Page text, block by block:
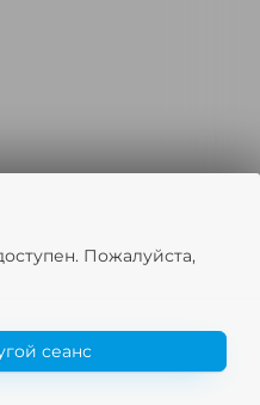
Пожалуйста,
сеанс